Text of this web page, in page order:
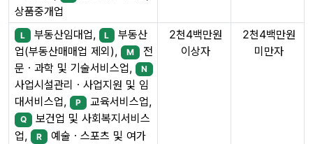
상품중개업
L 부동산임대업, L
부동산
업(부동산매매업 제외),
M 전
문ㆍ과학 및 기술서비스업,
N
사업시설관리ㆍ사업지원 및 임
대서비스업,
P 교육서비스업,
Q 보건업 및 사회복지서비스
업,
R 예술ㆍ스포츠 및 여가
2천4백만원
이상자
2천4백만원
미만자